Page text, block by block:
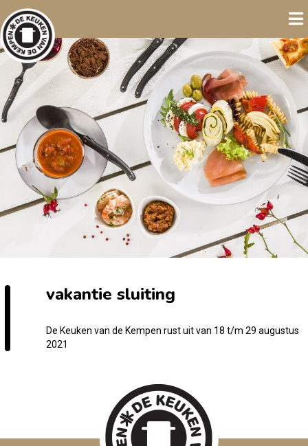
vakantie sluiting
De Keuken van de Kempen rust uit van 18 t/m 29 augustus
2021